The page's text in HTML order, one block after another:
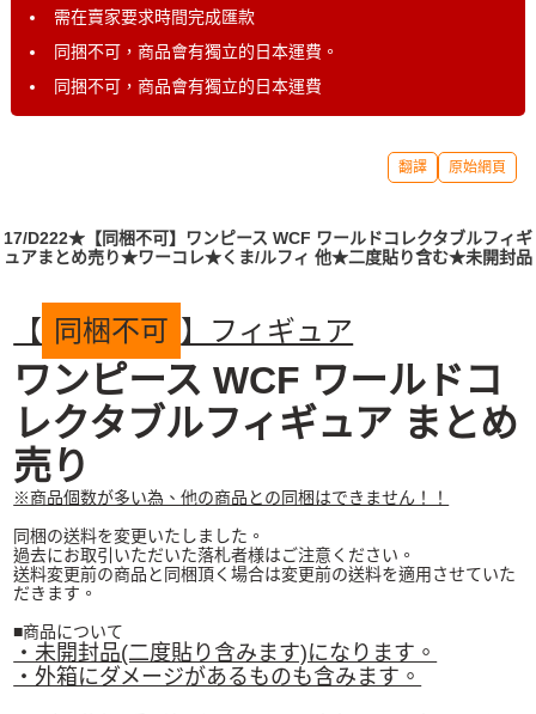
需在賣家要求時間完成匯款
同捆不可，商品會有獨立的日本運費。
同捆不可，商品會有獨立的日本運費
翻譯 原始網頁
17/D222★【同梱不可】ワンピース WCF ワールドコレクタブルフィギ
ュアまとめ売り★ワーコレ★くま/ルフィ 他★二度貼り含む★未開封品
【 同梱不可 】フィギュア
ワンピース WCF ワールドコ
レクタブルフィギュア まとめ
売り
※商品個数が多い為、他の商品との同梱はできません！！
同梱の送料を変更いたしました。
過去にお取引いただいた落札者様はご注意ください。
送料変更前の商品と同梱頂く場合は変更前の送料を適用させていた
だきます。
■商品について
・未開封品(二度貼り含みます)になります。
・外箱にダメージがあるものも含みます。